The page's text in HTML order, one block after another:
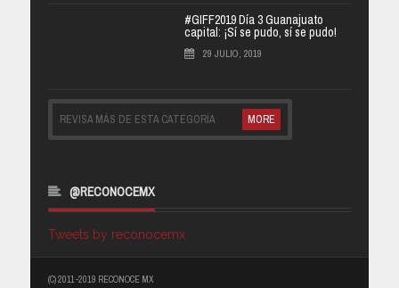
#GIFF2019 Día 3 Guanajuato
capital: ¡Sí se pudo, sí se pudo!
29 JULIO, 2019
REVISA MÁS DE ESTA CATEGORÍA MORE
@RECONOCEMX
Tweets by reconocemx
(C) 2011-2019 RECONOCE MX